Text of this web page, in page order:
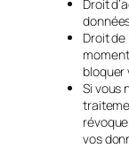
Droit
Droit
bloquer
Si vous
vos